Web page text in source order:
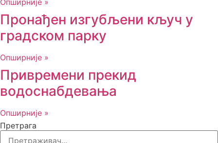
Опширније »
Пронађен изгубљени кључ у
градском парку
Опширније »
Привремени прекид
водоснабдевања
Опширније »
Претрага